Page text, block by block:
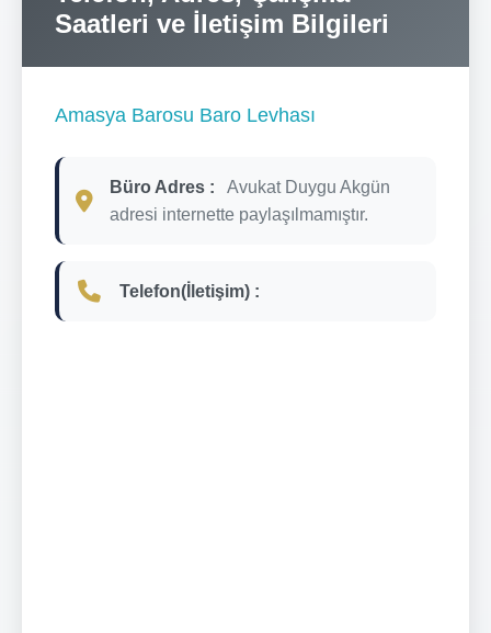
Saatleri ve İletişim Bilgileri
Amasya Barosu Baro Levhası
Büro Adres :
Avukat Duygu Akgün
adresi internette paylaşılmamıştır.
Telefon(İletişim) :